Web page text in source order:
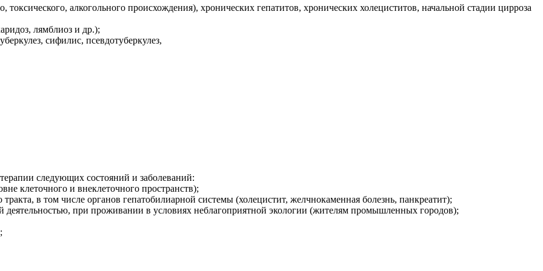
токсического, алкогольного происхождения), хронических гепатитов, хронических холециститов, начальной стадии цирроза
лямблиоз и др.);
сифилис, псевдотуберкулез,
следующих состояний и заболеваний:
клеточного и внеклеточного пространств);
в том числе органов гепатобилиарной системы (холецистит, желчнокаменная болезнь, панкреатит);
деятельностью, при проживании в условиях неблагоприятной экологии (жителям промышленных городов);